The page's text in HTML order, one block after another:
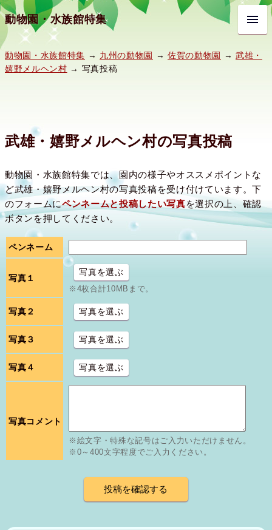
動物園・水族館特集
動物園・水族館特集 → 九州の動物園 → 佐賀の動物園 → 武雄・
嬉野メルヘン村 → 写真投稿
武雄・嬉野メルヘン村の写真投稿
動物園・水族館特集では、園内の様子やオススメポイントな
ど武雄・嬉野メルヘン村の写真投稿を受け付けています。下
のフォームにペンネームと投稿したい写真を選択の上、確認
ボタンを押してください。
ペンネーム
写真１
写真を選ぶ
※4枚合計10MBまで。
写真２ 写真を選ぶ
写真３ 写真を選ぶ
写真４ 写真を選ぶ
写真コメント
※絵文字・特殊な記号はご入力いただけません。
※0～400文字程度でご入力ください。